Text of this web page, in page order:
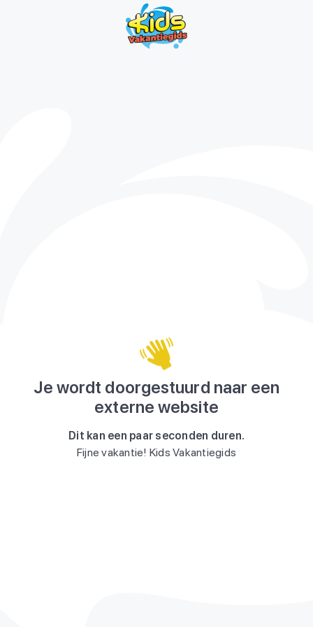
Je wordt doorgestuurd naar een
externe website
Dit kan een paar seconden duren.
Fijne vakantie! Kids Vakantiegids